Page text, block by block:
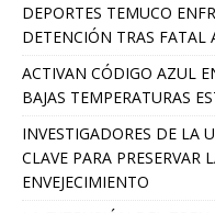
DEPORTES TEMUCO
DETENCIÓN TRAS FATAL
ACTIVAN CÓDIGO AZUL
BAJAS TEMPERATURAS
INVESTIGADORES DE LA
CLAVE PARA PRESERVAR
ENVEJECIMIENTO